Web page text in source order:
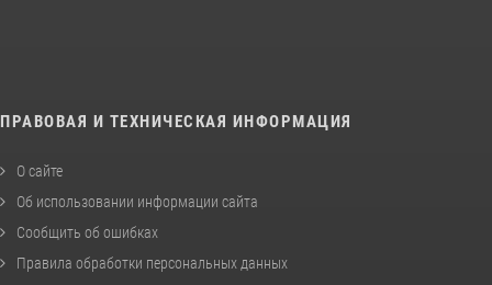
ПРАВОВАЯ И ТЕХНИЧЕСКАЯ ИНФОРМАЦИЯ
О сайте
Об использовании информации сайта
Сообщить об ошибках
Правила обработки персональных данных